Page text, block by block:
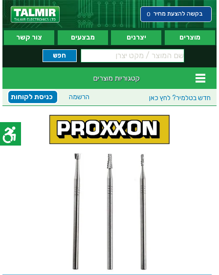
בקשה להצעת מחיר 0
מוצרים יצרנים מבצעים צור קשר
קטגוריות מוצרים
חדש בטלמיר? לחץ כאן כניסת לקוחות הרשמה